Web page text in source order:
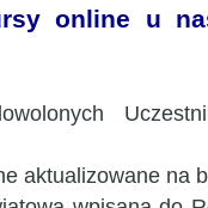
online u
aktualizowane na